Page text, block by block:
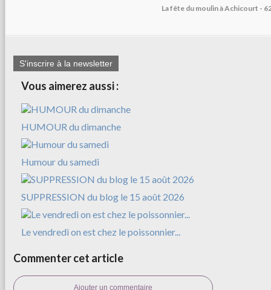
La fête du moulin à Achicourt -
S'inscrire à la newsletter
Vous aimerez aussi :
HUMOUR du dimanche
Humour du samedi
SUPPRESSION du blog le 15 août 2026
Le vendredi on est chez le poissonnier...
Commenter cet article
Ajouter un commentaire